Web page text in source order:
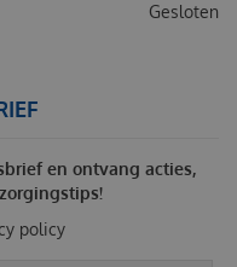
Gesloten
en ontvang acties,
policy